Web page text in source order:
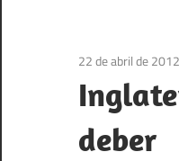
22 de abril de 2012
deber